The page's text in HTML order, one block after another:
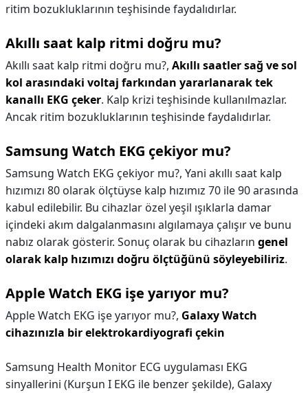
ritim bozukluklarının teşhisinde faydalıdırlar.
Akıllı saat kalp ritmi doğru mu?
Akıllı saat kalp ritmi doğru mu?, Akıllı saatler sağ ve sol
kol arasındaki voltaj farkından yararlanarak tek
kanallı EKG çeker. Kalp krizi teşhisinde kullanılmazlar.
Ancak ritim bozukluklarının teşhisinde faydalıdırlar.
Samsung Watch EKG çekiyor mu?
Samsung Watch EKG çekiyor mu?, Yani akıllı saat kalp
hızımızı 80 olarak ölçtüyse kalp hızımız 70 ile 90 arasında
kabul edilebilir. Bu cihazlar özel yeşil ışıklarla damar
içindeki akım dalgalanmasını algılamaya çalışır ve bunu
nabız olarak gösterir. Sonuç olarak bu cihazların genel
olarak kalp hızımızı doğru ölçtüğünü söyleyebiliriz.
Apple Watch EKG işe yarıyor mu?
Apple Watch EKG işe yarıyor mu?, Galaxy Watch
cihazınızla bir elektrokardiyografi çekin
Samsung Health Monitor ECG uygulaması EKG
sinyallerini (Kurşun I EKG ile benzer şekilde), Galaxy